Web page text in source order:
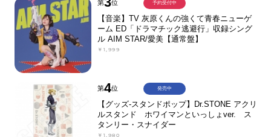
第 位
【音楽】TV 灰原くんの強くて青春ニューゲ
ーム ED「ドラマチック逃避行」収録シング
ル AIM STAR/愛美【通常盤】
￥1,999
予約受付中
第4位
【グッズ-スタンドポップ】Dr.STONE アクリ
ルスタンド ホワイマンといっしょver. ス
タンリー・スナイダー
￥1,980
発売中